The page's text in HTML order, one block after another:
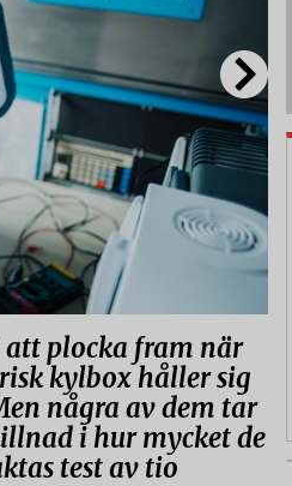
att plocka fram när
kylbox håller sig
några av dem tar
i hur mycket de
test av tio